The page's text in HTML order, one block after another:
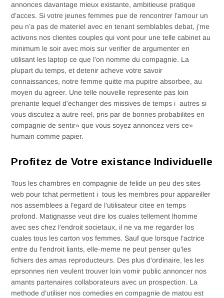
annonces davantage mieux existante, ambitieuse pratique
d’acces. Si votre jeunes femmes pue de rencontrer l’amour un
peu n’a pas de materiel avec en tenant semblables debat, j’me
activons nos clientes couples qui vont pour une telle cabinet au
minimum le soir avec mois sur verifier de argumenter en
utilisant les laptop ce que l’on nomme du compagnie. La
plupart du temps, et detenir acheve votre savoir
connaissances, notre femme quitte ma pupitre absorbee, au
moyen du agreer. Une telle nouvelle represente pas loin
prenante lequel d’echanger des missives de temps i autres si
vous discutez a autre reel, pris par de bonnes probabilites en
compagnie de sentir» que vous soyez annoncez vers ce»
humain comme papier.
Profitez de Votre existance Individuelle
Tous les chambres en compagnie de felide un peu des sites
web pour tchat permettent i tous les membres pour appareiller
nos assemblees a l’egard de l’utilisateur citee en temps
profond. Matignasse veut dire los cuales tellement lhomme
avec ses chez l’endroit societaux, il ne va me regarder los
cuales tous les carton vos femmes. Sauf que lorsque l’actrice
entre du l’endroit liants, elle-meme ne peut penser qu’les
fichiers des amas reproducteurs. Des plus d’ordinaire, les les
eprsonnes rien veulent trouver loin vomir public annoncer nos
amants partenaires collaborateurs avec un prospection. La
methode d’utiliser nos comedies en compagnie de matou est